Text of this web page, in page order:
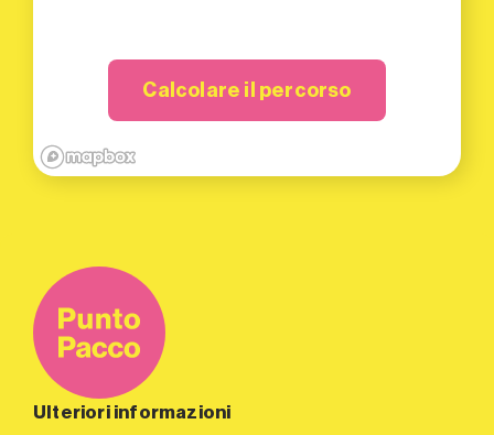
Calcolare il percorso
Ulteriori informazioni